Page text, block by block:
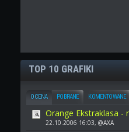
TOP 10 GRAFIKI
OCENA POBRANE KOMENTOWANE
Orange Ekstraklasa -
22.10.2006 16:03, @AXA